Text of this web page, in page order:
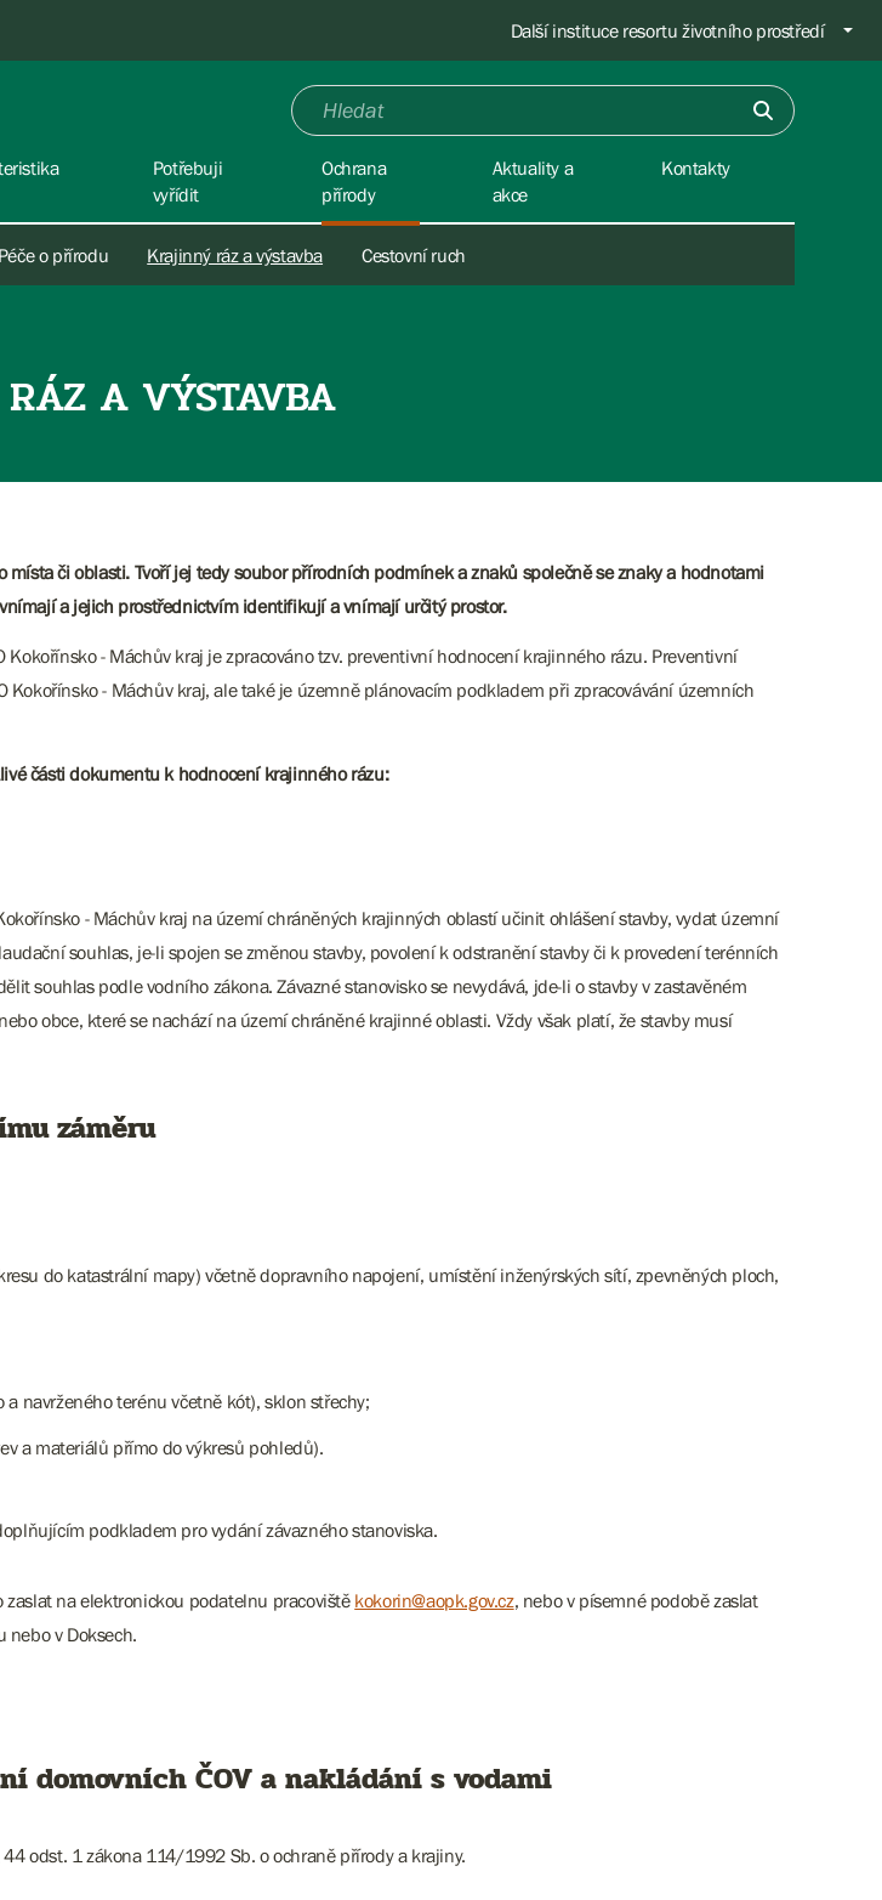
Další instituce resortu životního prostředí
Potřebuji
vyřídit
Ochrana
přírody
Péče o přírodu Krajinný ráz a výstavba Cestovní ruch
Aktuality a
akce
Kontakty
A VÝSTAVBA
či oblasti. Tvoří jej tedy soubor přírodních podmínek a znaků společně se znaky a hodnotami
a jejich prostřednictvím identifikují a vnímají určitý prostor.
- Máchův kraj je zpracováno tzv. preventivní hodnocení krajinného rázu. Preventivní
- Máchův kraj, ale také je územně plánovacím podkladem při zpracovávání územních
části dokumentu k hodnocení krajinného rázu:
- Máchův kraj na území chráněných krajinných oblastí učinit ohlášení stavby, vydat územní
souhlas, je-li spojen se změnou stavby, povolení k odstranění stavby či k provedení terénních
souhlas podle vodního zákona. Závazné stanovisko se nevydává, jde-li o stavby v zastavěném
obce, které se nachází na území chráněné krajinné oblasti. Vždy však platí, že stavby musí
záměru
do katastrální mapy) včetně dopravního napojení, umístění inženýrských sítí, zpevněných ploch,
navrženého terénu včetně kót), sklon střechy;
a materiálů přímo do výkresů pohledů).
podkladem pro vydání závazného stanoviska.
zaslat na elektronickou podatelnu pracoviště kokorin@aopk.gov.cz, nebo v písemné podobě zaslat
nebo v Doksech.
domovních ČOV a nakládání s vodami
odst. 1 zákona 114/1992 Sb. o ochraně přírody a krajiny.